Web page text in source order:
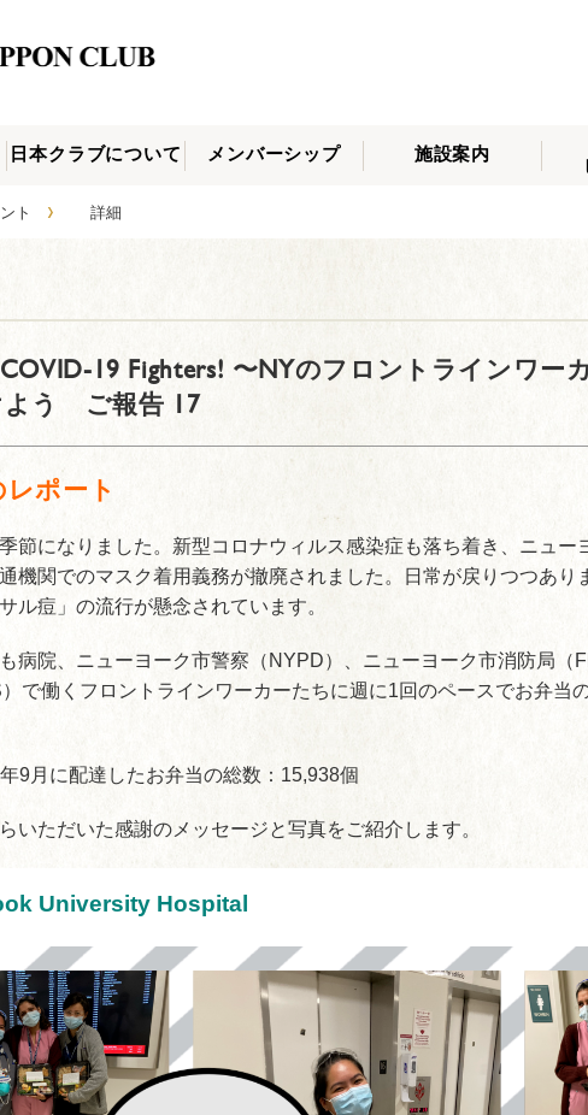
日本クラブについて メンバーシップ 施設案内
ト › 詳細
COVID-19 Fighters! 〜NYのフロントラインワー
よう ご報告 17
ポート
節になりました。新型コロナウィルス感染症も落ち着き、ニュー
機関でのマスク着用義務が撤廃されました。日常が戻りつつあり
ル痘」の流行が懸念されています。
病院、ニューヨーク市警察（NYPD）、ニューヨーク市消防局（
で働くフロントラインワーカーたちに週に1回のペースでお弁当
9月に配達したお弁当の総数：15,938個
いただいた感謝のメッセージと写真をご紹介します。
University Hospital